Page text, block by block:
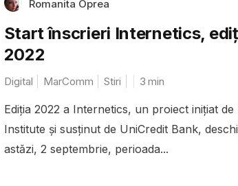
Romanita Oprea
Start înscrieri Internetics,
2022
Digital MarComm Stiri 3 min
Ediţia 2022 a Internetics, un proiect iniţiat de
Institute şi susţinut de UniCredit Bank,
astǎzi, 2 septembrie, perioada...